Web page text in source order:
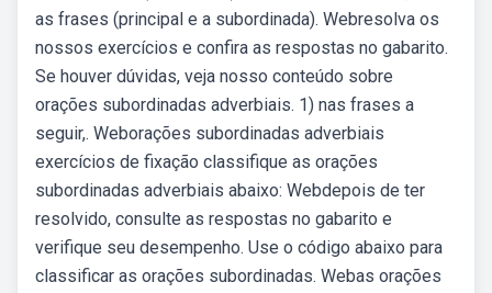
as frases (principal e a subordinada). Webresolva os
nossos exercícios e confira as respostas no gabarito.
Se houver dúvidas, veja nosso conteúdo sobre
orações subordinadas adverbiais. 1) nas frases a
seguir,. Weborações subordinadas adverbiais
exercícios de fixação classifique as orações
subordinadas adverbiais abaixo: Webdepois de ter
resolvido, consulte as respostas no gabarito e
verifique seu desempenho. Use o código abaixo para
classificar as orações subordinadas. Webas orações